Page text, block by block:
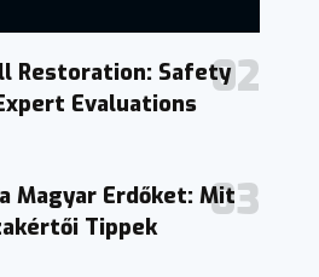
Restoration: Safety
Evaluations
Magyar Erdőket: Mit
Tippek